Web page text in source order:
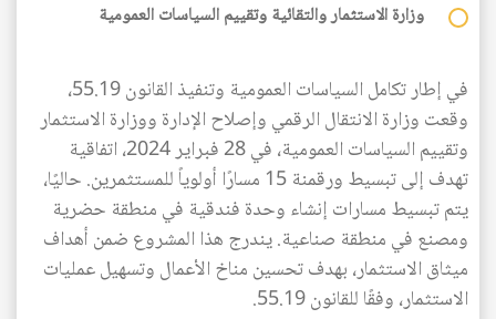
وزارة الاستثمار والتقائية وتقييم السياسات العمومية
في إطار تكامل السياسات العمومية وتنفيذ القانون 55.19،
وقعت وزارة الانتقال الرقمي وإصلاح الإدارة ووزارة الاستثمار
وتقييم السياسات العمومية، في 28 فبراير 2024، اتفاقية
تهدف إلى تبسيط ورقمنة 15 مسارًا أولوياً للمستثمرين. حاليًا،
يتم تبسيط مسارات إنشاء وحدة فندقية في منطقة حضرية
ومصنع في منطقة صناعية. يندرج هذا المشروع ضمن أهداف
ميثاق الاستثمار، بهدف تحسين مناخ الأعمال وتسهيل عمليات
الاستثمار، وفقًا للقانون 55.19.